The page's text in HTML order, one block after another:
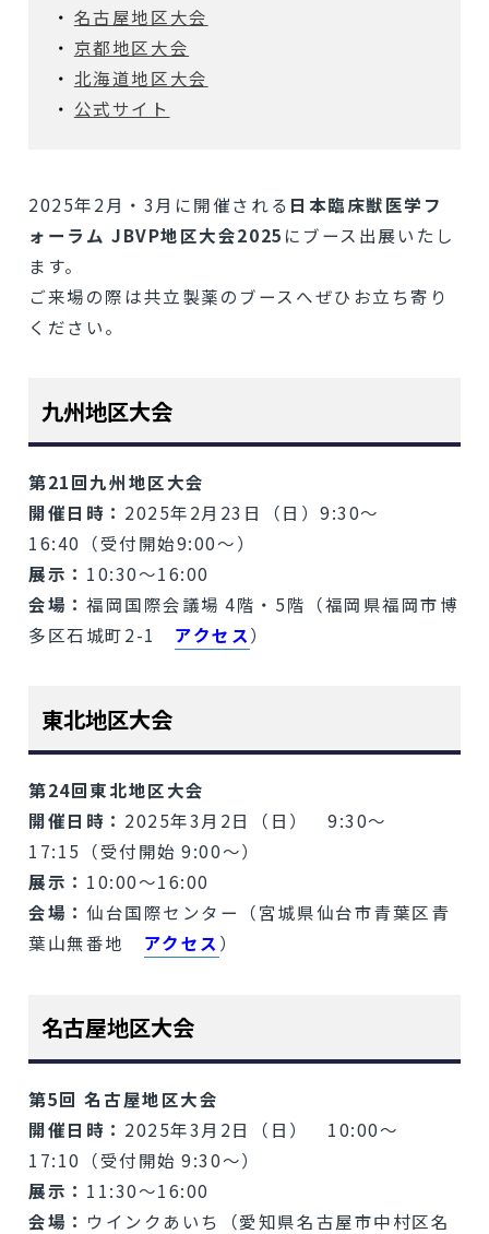
名古屋地区大会
京都地区大会
北海道地区大会
公式サイト
2025年2月・3月に開催される 日本臨床獣医学フ
ォーラム JBVP地区大会2025 にブース出展いたし
ます。
ご来場の際は共立製薬のブースへぜひお立ち寄り
ください。
九州地区大会
第21回九州地区大会
開催日時： 2025年2月23日（日）9:30～
16:40（受付開始9:00～）
展示： 10:30～16:00
会場： 福岡国際会議場 4階・5階（福岡県福岡市博
多区石城町2-1 アクセス）
東北地区大会
第24回東北地区大会
開催日時： 2025年3月2日（日） 9:30～
17:15（受付開始 9:00～）
展示： 10:00～16:00
会場： 仙台国際センター（宮城県仙台市青葉区青
葉山無番地 アクセス ）
名古屋地区大会
第5回 名古屋地区大会
開催日時： 2025年3月2日（日） 10:00～
17:10（受付開始 9:30～）
展示： 11:30～16:00
会場： ウインクあいち（愛知県名古屋市中村区名